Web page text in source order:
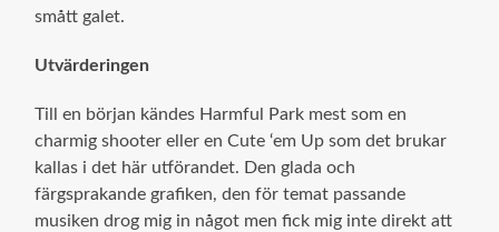
smått galet.
Utvärderingen
Till en början kändes Harmful Park mest som en
charmig shooter eller en Cute ‘em Up som det brukar
kallas i det här utförandet. Den glada och
färgsprakande grafiken, den för temat passande
musiken drog mig in något men fick mig inte direkt att